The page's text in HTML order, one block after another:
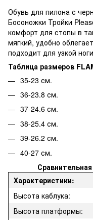
Обувь для пилона с
Босоножки Тройки
комфорт для стопы в
мягкий, удобно
подходит для узкой
Таблица размеров
35-23 см.
36-23.8 см.
37-24.6 см.
38-25.4 см.
39-26.2 см.
40-27 см.
Характеристики:
Высота каблука:
Высота платформы: